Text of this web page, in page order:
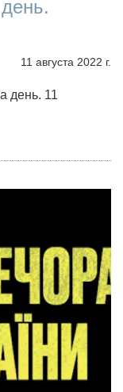
11 августа 2022 г.
день. 11